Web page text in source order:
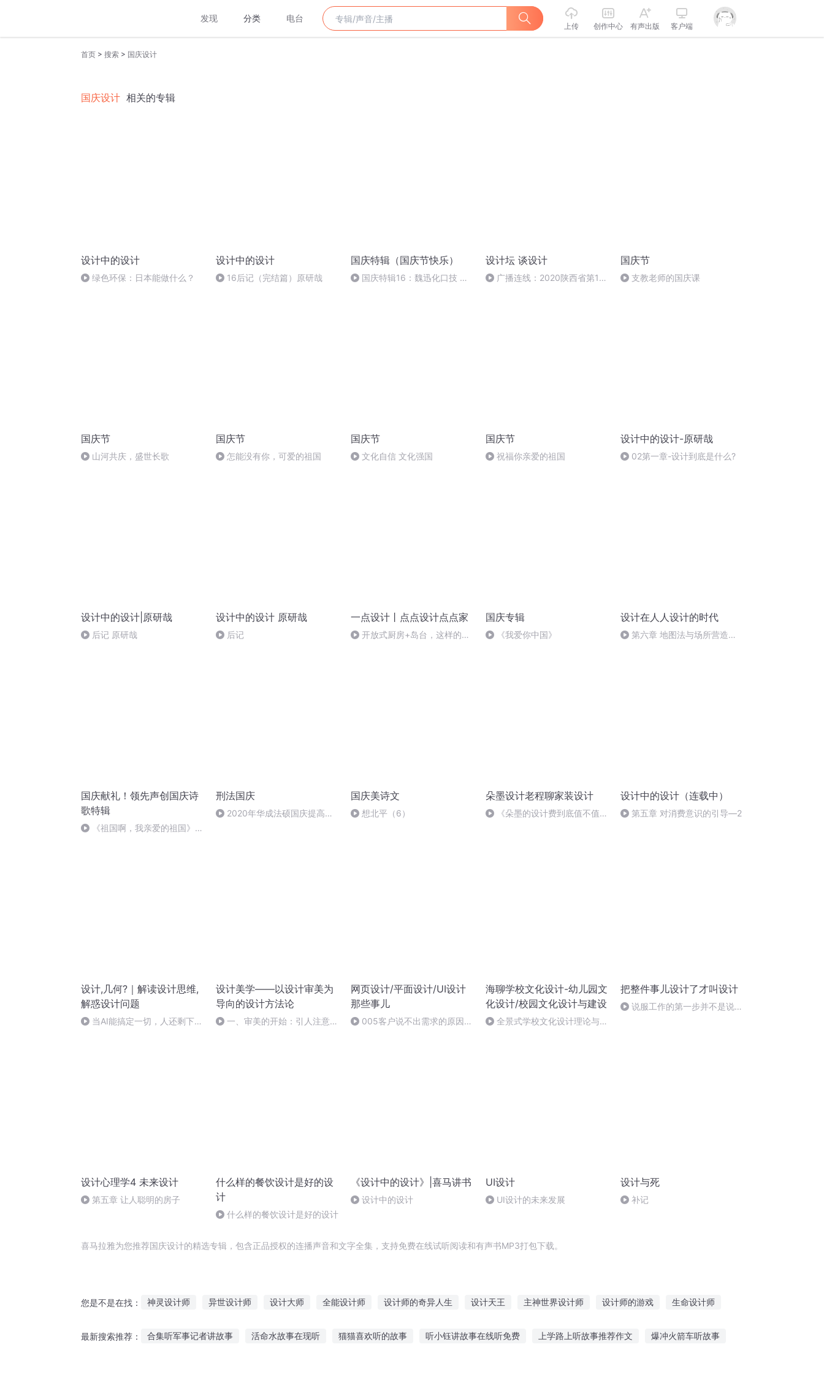
发现 分类 电台
上传 创作中心 有声出版 客户端
首页 > 搜索 > 国庆设计
国庆设计 相关的专辑
设计中的设计
绿色环保：日本能做什么？
设计中的设计
16后记（完结篇）原研哉
国庆特辑（国庆节快乐）
国庆特辑16：魏迅化口技 二
设计坛 谈设计
广播连线：2020陕西省第11
国庆节
支教老师的国庆课
国庆节
山河共庆，盛世长歌
国庆节
怎能没有你，可爱的祖国
国庆节
文化自信 文化强国
国庆节
祝福你亲爱的祖国
设计中的设计-原研哉
02第一章-设计到底是什么?
设计中的设计|原研哉
后记 原研哉
设计中的设计 原研哉
后记
一点设计丨点点设计点点家
开放式厨房+岛台，这样的装
国庆专辑
《我爱你中国》
设计在人人设计的时代
第六章 地图法与场所营造
国庆献礼！领先声创国庆诗
歌特辑
《祖国啊，我亲爱的祖国》温
刑法国庆
2020年华成法硕国庆提高班
国庆美诗文
想北平（6）
朵墨设计老程聊家装设计
《朵墨的设计费到底值不值，
设计中的设计（连载中）
第五章 对消费意识的引导―2
设计,几何?｜解读设计思维,
解惑设计问题
当AI能搞定一切，人还剩下什
设计美学——以设计审美为
导向的设计方法论
一、审美的开始：引人注意的
网页设计/平面设计/UI设计
那些事儿
005客户说不出需求的原因究
海聊学校文化设计-幼儿园文
化设计/校园文化设计与建设
全景式学校文化设计理论与实
把整件事儿设计了才叫设计
说服工作的第一步并不是说
设计心理学4 未来设计
第五章 让人聪明的房子
什么样的餐饮设计是好的设
计
什么样的餐饮设计是好的设计
《设计中的设计》|喜马讲书
设计中的设计
UI设计
UI设计的未来发展
设计与死
补记
喜马拉雅为您推荐国庆设计的精选专辑，包含正品授权的连播声音和文字全集，支持免费在线试听阅读和有声书MP3打包下载。
您是不是在找： 神灵设计师 异世设计师 设计大师 全能设计师 设计师的奇异人生 设计天王 主神世界设计师 设计师的游戏 生命设计师
最新搜索推荐： 合集听军事记者讲故事 活命水故事在现听 猫猫喜欢听的故事 听小钰讲故事在线听免费 上学路上听故事推荐作文 爆冲火箭车听故事